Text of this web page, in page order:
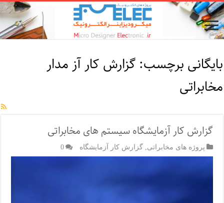
بایگانی برچسب:گزارش کار آز مدار
مخابراتی
گزارش کار آزمایشگاه سیستم های مخابراتی
پروژه های مخابراتی ,گزارش کار آزمایشگاه 0